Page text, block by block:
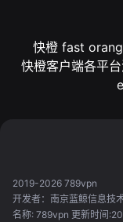
快橙 fast
快橙客户端各平
2019-2026 789vpn
开发者：南京蓝鲸信息技
名称: 789vpn 更新时间